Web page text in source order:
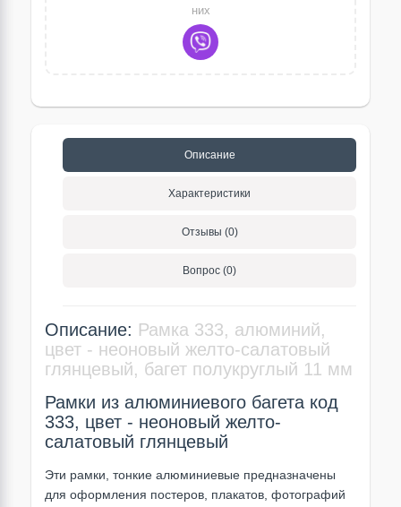
них
Описание
Характеристики
Отзывы (0)
Вопрос (0)
Описание: Рамка 333, алюминий,
цвет - неоновый желто-салатовый
глянцевый, багет полукруглый 11 мм
Рамки из алюминиевого багета код
333, цвет - неоновый желто-
салатовый глянцевый
Эти рамки, тонкие алюминиевые предназначены
для оформления постеров, плакатов, фотографий